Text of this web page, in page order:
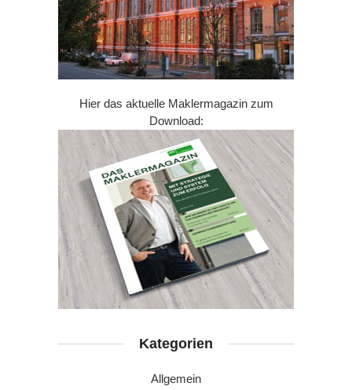
Hier das aktuelle Maklermagazin zum
Download:
Kategorien
Allgemein